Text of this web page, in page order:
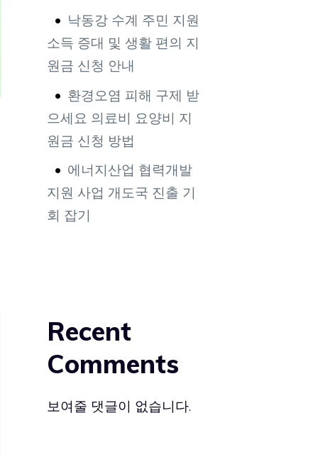
낙동강 수계 주민 지원
소득 증대 및 생활 편의 지
원금 신청 안내
환경오염 피해 구제 받
으세요 의료비 요양비 지
원금 신청 방법
에너지산업 협력개발
지원 사업 개도국 진출 기
회 잡기
Recent
Comments
보여줄 댓글이 없습니다.